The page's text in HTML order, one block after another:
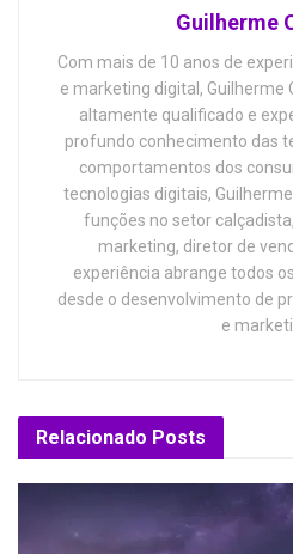
Guilherme
Com mais de 10 anos de
e marketing digital, Guilherme
altamente qualificado e
profundo conhecimento das
comportamentos dos
tecnologias digitais,
funções no setor
marketing, diretor de
experiência abrange todos
desde o desenvolvimento de
e
Relacionado Posts